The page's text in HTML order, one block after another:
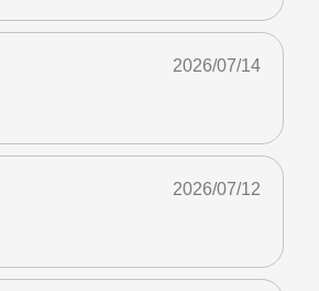
2026/07/14
2026/07/12